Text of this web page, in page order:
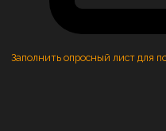
Заполнить опросный лист для